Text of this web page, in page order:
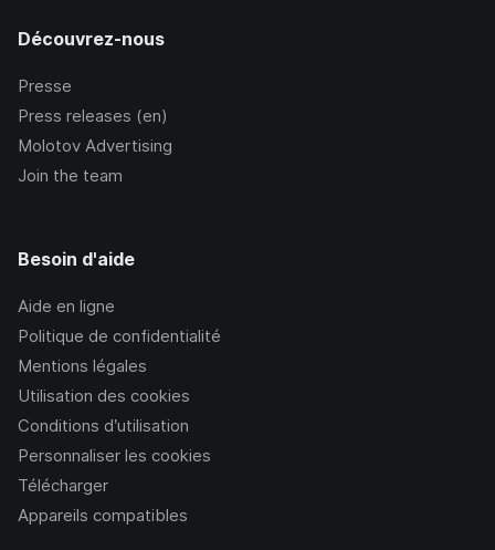
Découvrez-nous
Presse
Press releases (en)
Molotov Advertising
Join the team
Besoin d'aide
Aide en ligne
Politique de confidentialité
Mentions légales
Utilisation des cookies
Conditions d’utilisation
Personnaliser les cookies
Télécharger
Appareils compatibles